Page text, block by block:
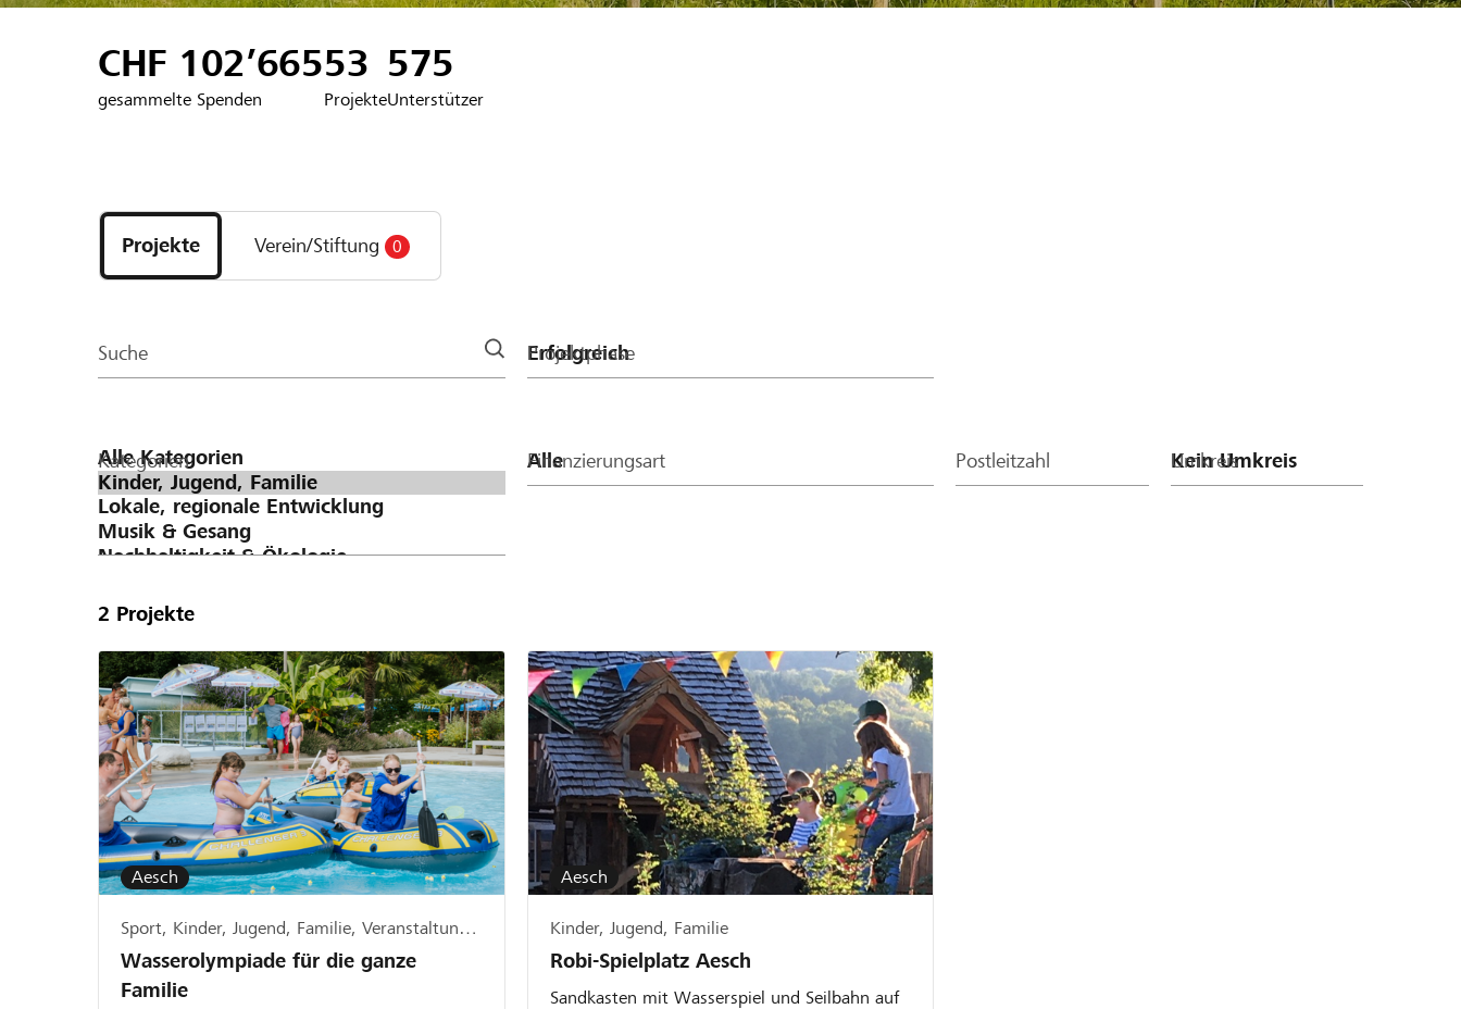
CHF 102’665
gesammelte Spenden
53
Projekte
575
Unterstützer
Projekte
und
Organisationen
Projekte Verein/Stiftung 0
Suche Projektphase
Kategorien Finanzierungsart Postleitzahl Umkreis
2 Projekte
Aesch
Sport, Kinder, Jugend, Familie, Veranstaltungen
Wasserolympiade für die ganze
Familie
Aesch
Kinder, Jugend, Familie
Robi-Spielplatz Aesch
Sandkasten mit Wasserspiel und Seilbahn auf